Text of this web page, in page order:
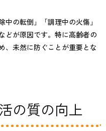
の転倒」「調理中の火傷」
どが原因です。特に高齢者の
、未然に防ぐことが重要とな
の質の向上